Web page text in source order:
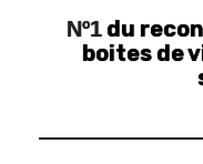
Nº1du
boites de